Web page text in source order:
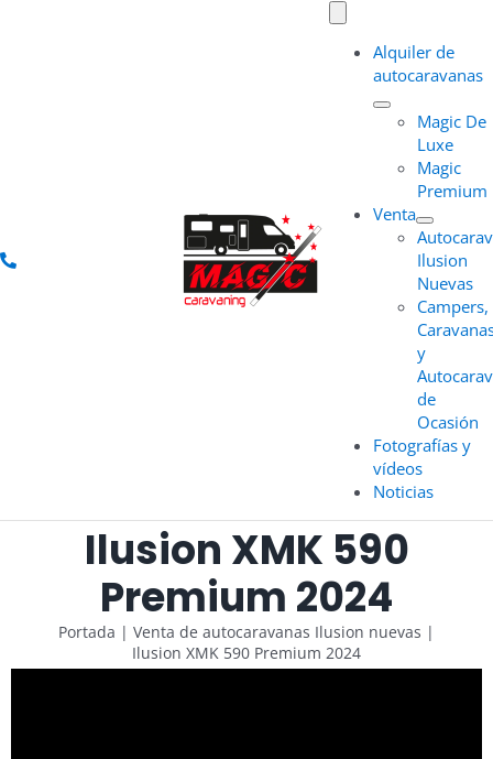
Navigation
Alquiler de
autocaravanas
Magic De
Luxe
Magic
Premium
Venta
Ilusion
Nuevas
Campers,
y
de
Ocasión
Fotografías y
vídeos
Noticias
Ilusion XMK 590
Premium 2024
Portada | Venta de autocaravanas Ilusion nuevas |
Ilusion XMK 590 Premium 2024